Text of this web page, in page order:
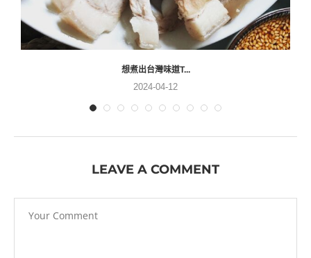
想煮出台灣味道T...
2024-04-12
LEAVE A COMMENT